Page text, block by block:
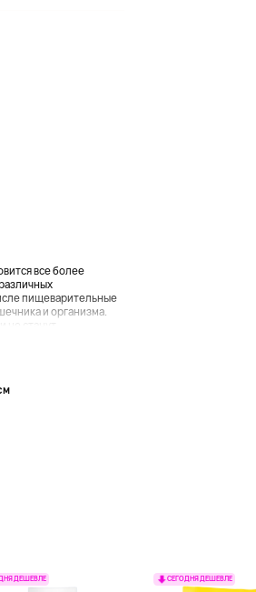
все более
пищеварительные
и организма.
станут...
ДЕШЕВЛЕ СЕГОДНЯ ДЕШЕВЛЕ